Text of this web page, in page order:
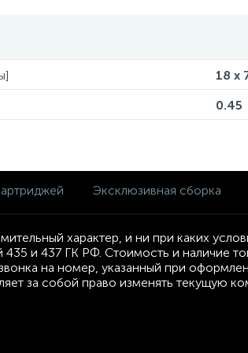
18 x
0.45
Эксклюзивная сборка
характер, и ни при каких
и 437 ГК РФ. Стоимость и наличие
на номер, указанный при
за собой право изменять текущую